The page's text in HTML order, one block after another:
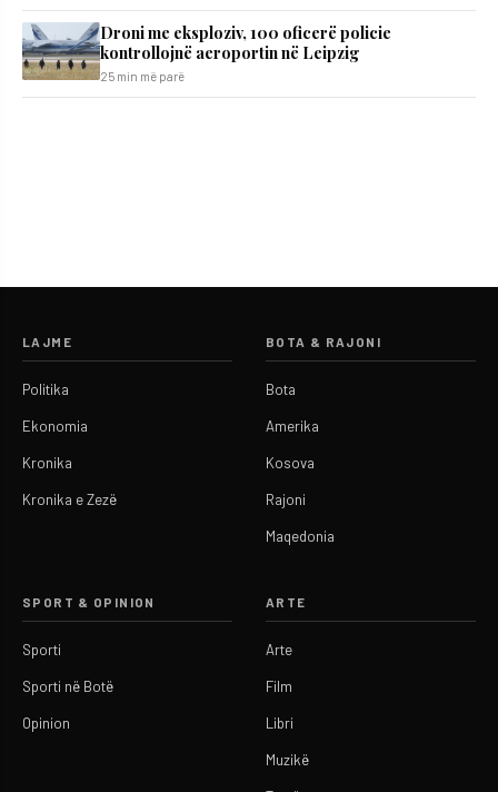
Droni me eksploziv, 100 oficerë policie
kontrollojnë aeroportin në Leipzig
25 min më parë
LAJME
Politika
Ekonomia
Kronika
Kronika e Zezë
BOTA & RAJONI
Bota
Amerika
Kosova
Rajoni
Maqedonia
SPORT & OPINION
Sporti
Sporti në Botë
Opinion
ARTE
Arte
Film
Libri
Muzikë